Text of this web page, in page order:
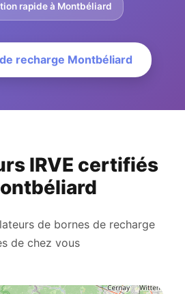
rapide à Montbéliard
recharge Montbéliard
IRVE certifiés
de bornes de recharge
de chez vous